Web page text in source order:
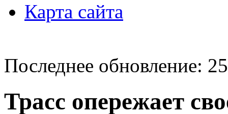
Карта сайта
Последнее обновление:
Трасс опережает